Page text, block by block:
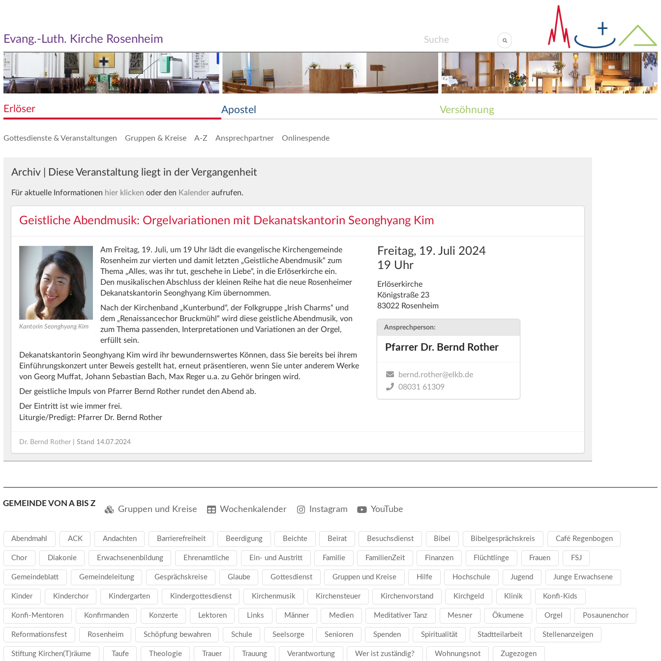
Evang.-Luth. Kirche Rosenheim
Erlöser Apostel Versöhnung
Gottesdienste & Veranstaltungen Gruppen & Kreise A-Z Ansprechpartner Onlinespende
Archiv | Diese Veranstaltung liegt in der Vergangenheit
Für aktuelle Informationen hier klicken oder den Kalenderaufrufen.
Geistliche Abendmusik: Orgelvariationen mit Dekanatskantorin Seonghyang Kim
Freitag, 19. Juli 2024
19 Uhr
Erlöserkirche
Königstraße 23
83022 Rosenheim
Ansprechperson:
Pfarrer Dr. Bernd Rother
bernd.rother@elkb.de
08031 61309
Kantorin Seonghyang Kim
Am Freitag, 19. Juli, um 19 Uhr lädt die evangelische Kirchengemeinde
Rosenheim zur vierten und damit letzten „Geistliche Abendmusik“ zum
Thema „Alles, was ihr tut, geschehe in Liebe“, in die Erlöserkirche ein.
Den musikalischen Abschluss der kleinen Reihe hat die neue Rosenheimer
Dekanatskantorin Seonghyang Kim übernommen.
Nach der Kirchenband „Kunterbund“, der Folkgruppe „Irish Charms“ und
dem „Renaissancechor Bruckmühl“ wird diese geistliche Abendmusik, von
zum Thema passenden, Interpretationen und Variationen an der Orgel,
erfüllt sein.
Dekanatskantorin Seonghyang Kim wird ihr bewundernswertes Können, dass Sie bereits bei ihrem
Einführungskonzert unter Beweis gestellt hat, erneut präsentieren, wenn Sie unter anderem Werke
von Georg Muffat, Johann Sebastian Bach, Max Reger u.a. zu Gehör bringen wird.
Der geistliche Impuls von Pfarrer Bernd Rother rundet den Abend ab.
Der Eintritt ist wie immer frei.
Liturgie/Predigt: Pfarrer Dr. Bernd Rother
Dr. Bernd Rother| Stand 14.07.2024
GEMEINDE VON A BIS Z
Gruppen und Kreise Wochenkalender Instagram YouTube
Abendmahl ACK Andachten Barrierefreiheit Beerdigung Beichte Beirat Besuchsdienst Bibel Bibelgesprächskreis Café Regenbogen
Chor Diakonie Erwachsenenbildung Ehrenamtliche Ein- und Austritt Familie FamilienZeit Finanzen Flüchtlinge Frauen FSJ
Gemeindeblatt Gemeindeleitung Gesprächskreise Glaube Gottesdienst Gruppen und Kreise Hilfe Hochschule Jugend Junge Erwachsene
Kinder Kinderchor Kindergarten Kindergottesdienst Kirchenmusik Kirchensteuer Kirchenvorstand Kirchgeld Klinik Konfi-Kids
Konfi-Mentoren Konfirmanden Konzerte Lektoren Links Männer Medien Meditativer Tanz Mesner Ökumene Orgel Posaunenchor
Reformationsfest Rosenheim Schöpfung bewahren Schule Seelsorge Senioren Spenden Spiritualität Stadtteilarbeit Stellenanzeigen
Stiftung Kirchen(T)räume Taufe Theologie Trauer Trauung Verantwortung Wer ist zuständig? Wohnungsnot Zugezogen